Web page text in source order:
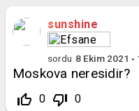
sunshine
sordu 8 Ekim 2021
Moskova neresidir?
thumb_up_off_alt 0 thumb_down_off_alt 0